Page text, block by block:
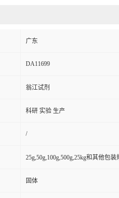
广东
DA11699
翁江试剂
科研 实验 生产
/
25g,50g,100g,500g,25kg和其他包装
固体